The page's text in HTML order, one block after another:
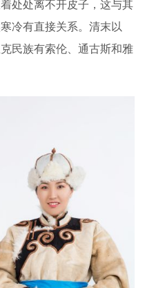
处处离不开皮子，这与其
冷有直接关系。清末以
民族有索伦、通古斯和雅